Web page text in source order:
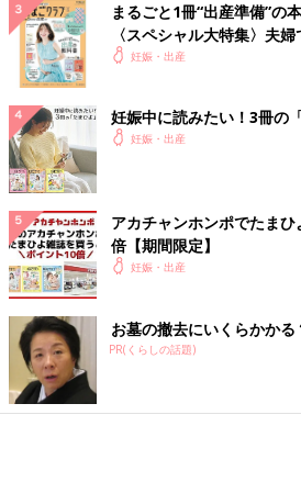
まるごと1冊“出産準備”の
〈スペシャル大特集〉夫
妊娠・出産
妊娠中に読みたい！3冊の
妊娠・出産
アカチャンホンポでたま
倍【期間限定】
妊娠・出産
お墓の撤去にいくらかかる
PR(くらしの話題)